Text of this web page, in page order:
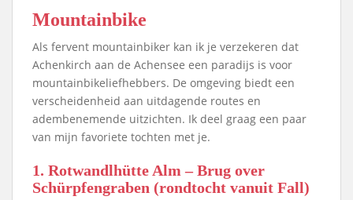
Mountainbike
Als fervent mountainbiker kan ik je verzekeren dat
Achenkirch aan de Achensee een paradijs is voor
mountainbikeliefhebbers. De omgeving biedt een
verscheidenheid aan uitdagende routes en
adembenemende uitzichten. Ik deel graag een paar
van mijn favoriete tochten met je.
1. Rotwandlhütte Alm – Brug over
Schürpfengraben (rondtocht vanuit Fall)